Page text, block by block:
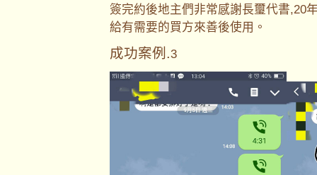
簽完約後地主們非常感謝長璽代書,20
給有需要的買方來善後使用。
成功案例.3